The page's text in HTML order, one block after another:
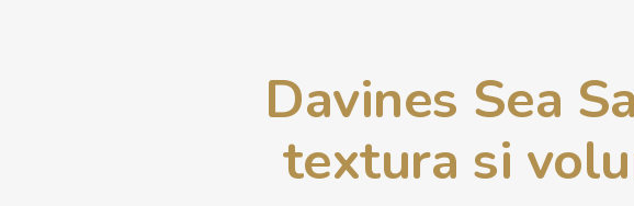
Davines Sea
textura si